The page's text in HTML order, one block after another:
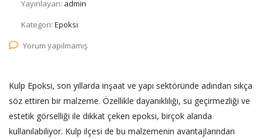
Yayınlayan: admin
Kategori: Epoksi
Yorum yapılmamış
Kulp Epoksi, son yıllarda inşaat ve yapı sektöründe adından sıkça
söz ettiren bir malzeme. Özellikle dayanıklılığı, su geçirmezliği ve
estetik görselliği ile dikkat çeken epoksi, birçok alanda
kullanılabiliyor. Kulp ilçesi de bu malzemenin avantajlarından